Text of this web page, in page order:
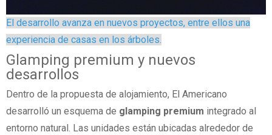
El desarrollo avanza en nuevos proyectos, entre ellos una
experiencia de casas en los árboles.
Glamping premium y nuevos
desarrollos
Dentro de la propuesta de alojamiento, El Americano
desarrolló un esquema de glamping premium integrado al
entorno natural. Las unidades están ubicadas alrededor de